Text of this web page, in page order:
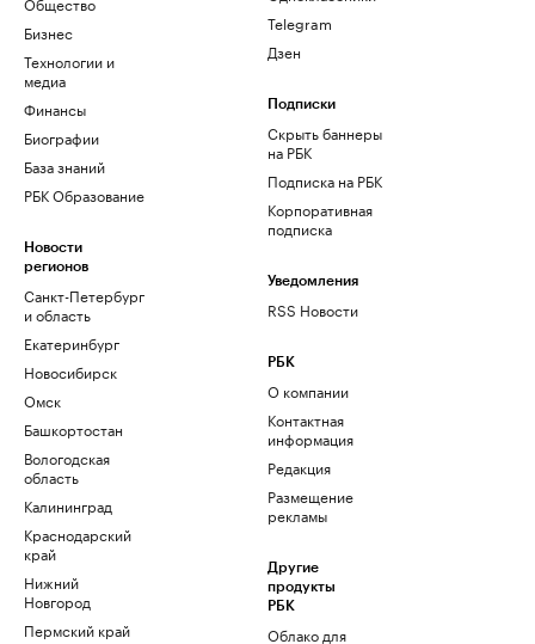
Бизнес
Технологии и
медиа
Финансы
Биографии
База знаний
РБК Образование
Новости
регионов
Санкт-Петербург
и область
Екатеринбург
Новосибирск
Омск
Башкортостан
Вологодская
область
Калининград
Краснодарский
край
Нижний
Новгород
Пермский край
Telegram
Дзен
Подписки
Скрыть баннеры
на РБК
Подписка на РБК
Корпоративная
подписка
Уведомления
RSS Новости
РБК
О компании
Контактная
информация
Редакция
Размещение
рекламы
Другие
продукты
РБК
Облако для